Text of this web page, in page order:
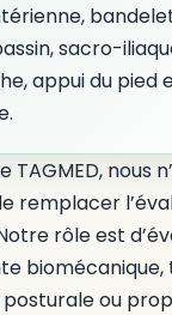
sacro-
appui du pied
TAGMED, nous
remplacer
rôle est
biomécanique,
ou